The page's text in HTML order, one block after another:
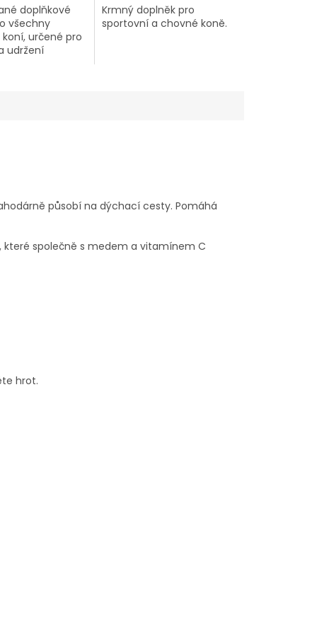
doplňkové
všechny
určené pro
udržení
Krmný doplněk pro
sportovní a chovné koně.
působí na dýchací cesty. Pomáhá
které společně s medem a vitamínem C
hrot.